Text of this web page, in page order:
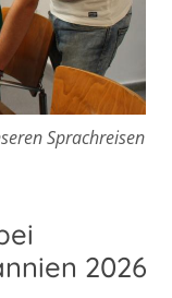
Sprachreisen
2026